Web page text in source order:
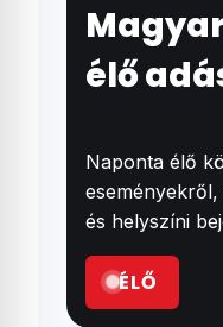
élő
Naponta élő
és helyszíni
ÉLŐ